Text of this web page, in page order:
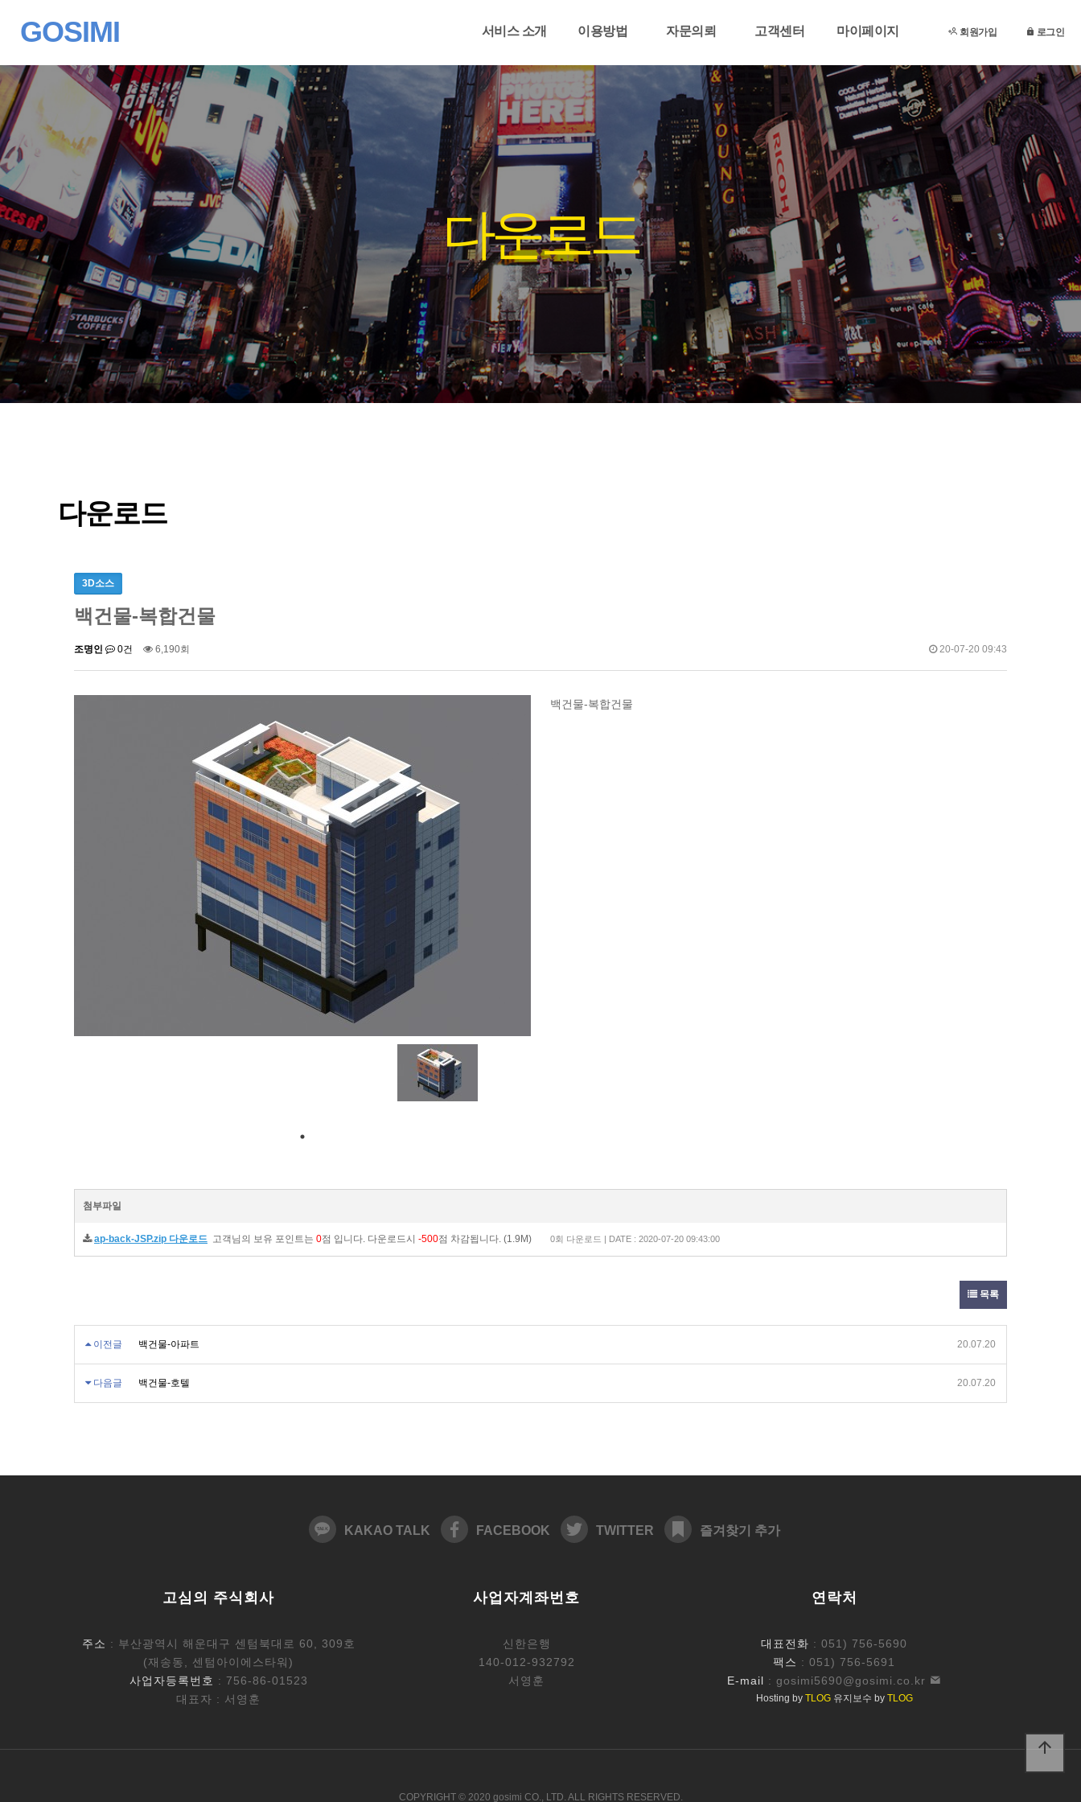
GOSIMI 서비스 소개 이용방법 자문의뢰 고객센터 마이페이지 회원가입 로그인
다운로드
다운로드
3D소스
백건물-복합건물
조명인 0건 6,190회 20-07-20 09:43
백건물-복합건물
첨부파일
ap-back-JSP.zip 다운로드 고객님의 보유 포인트는 0점 입니다. 다운로드시 -500점 차감됩니다. (1.9M) 0회 다운로드 | DATE : 2020-07-20 09:43:00
목록
이전글 백건물-아파트 20.07.20
다음글 백건물-호텔 20.07.20
KAKAO TALK FACEBOOK TWITTER 즐겨찾기 추가
고심의 주식회사
주소 : 부산광역시 해운대구 센텀북대로 60, 309호
(재송동, 센텀아이에스타워)
사업자등록번호 : 756-86-01523
대표자 : 서영훈
사업자계좌번호
신한은행
140-012-932792
서영훈
연락처
대표전화 : 051) 756-5690
팩스 : 051) 756-5691
E-mail : gosimi5690@gosimi.co.kr
Hosting by TLOG유지보수 by TLOG
COPYRIGHT © 2020 gosimi CO., LTD. ALL RIGHTS RESERVED.
arrow_upward